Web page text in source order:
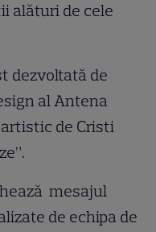
alături de cele
dezvoltată de
al Antena
de Cristi
mesajul
de echipa de